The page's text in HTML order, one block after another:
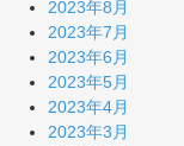
2023年8月
2023年7月
2023年6月
2023年5月
2023年4月
2023年3月